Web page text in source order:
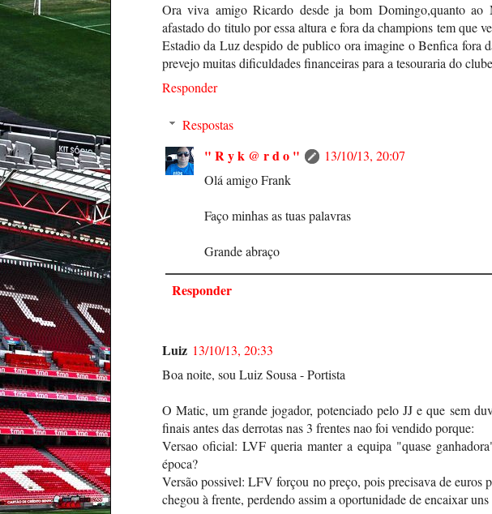
Ora viva amigo Ricardo desde ja bom Domingo,quanto
afastado do titulo por essa altura e fora da champions tem que
Estadio da Luz despido de publico ora imagine o Benfica fora
prevejo muitas dificuldades financeiras para a tesouraria do
Responder
Respostas
" R y k @ r d o "
13/10/13, 20:07
Olá amigo Frank
Faço minhas as tuas palavras
Grande abraço
Responder
Luiz 13/10/13, 20:33
Boa noite, sou Luiz Sousa - Portista
O Matic, um grande jogador, potenciado pelo JJ e que sem
finais antes das derrotas nas 3 frentes nao foi vendido porque:
Versao oficial: LVF queria manter a equipa "quase
época?
Versão possivel: LFV forçou no preço, pois precisava de euros
chegou à frente, perdendo assim a oportunidade de encaixar